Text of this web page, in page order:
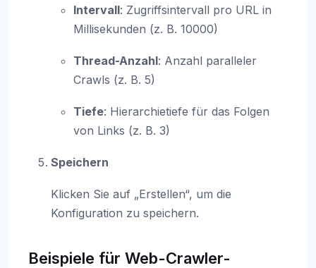
Intervall: Zugriffsintervall pro URL in
Millisekunden (z. B. 10000)
Thread-Anzahl: Anzahl paralleler
Crawls (z. B. 5)
Tiefe: Hierarchietiefe für das Folgen
von Links (z. B. 3)
Speichern
Klicken Sie auf „Erstellen“, um die
Konfiguration zu speichern.
Beispiele für Web-Crawler-